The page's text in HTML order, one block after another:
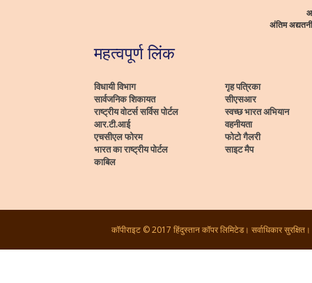
अंतिम
महत्वपूर्ण लिंक
विधायी विभाग
सार्वजनिक शिकायत
राष्ट्रीय वोटर्स सर्विस पोर्टल
आर.टी.आई
एचसीएल फोरम
भारत का राष्ट्रीय पोर्टल
काबिल
गृह पत्रिका
सीएसआर
स्वच्छ भारत अभियान
वहनीयता
फोटो गैलरी
साइट मैप
कॉपीराइट © 2017 हिंदुस्तान कॉपर लिमिटेड। सर्वाधिकार सुरक्षित।